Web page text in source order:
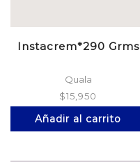
Instacrem*290 Grms
Quala
$15,950
Añadir al carrito